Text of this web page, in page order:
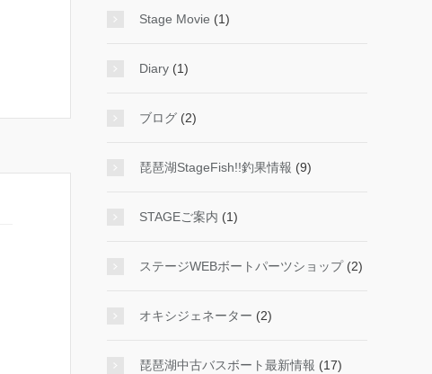
Stage Movie (1)
Diary (1)
ブログ (2)
琵琶湖StageFish!!釣果情報 (9)
STAGEご案内 (1)
ステージWEBボートパーツショップ(2)
オキシジェネーター (2)
琵琶湖中古バスボート最新情報 (17)